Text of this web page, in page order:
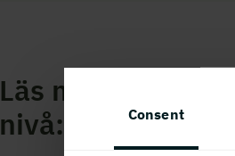
Consent
Läs mer om varje
nivå: